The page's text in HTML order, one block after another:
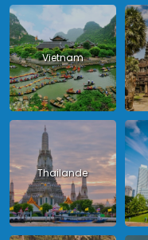
Vietnam
Thailande